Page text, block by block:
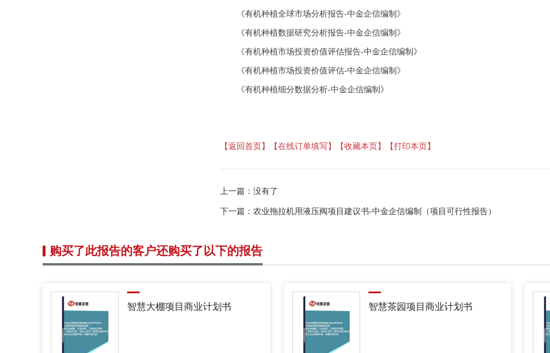
《有机种植全球市场分析报告-中金企信编制》
《有机种植数据研究分析报告-中金企信编制》
《有机种植市场投资价值评估报告-中金企信编制》
《有机种植市场投资价值评估-中金企信编制 》
《有机种植细分数据分析-中金企信编制 》
【返回首页】 【在线订单填写】 【收藏本页】 【打印本页】
上一篇： 没有了
下一篇： 农业拖拉机用液压阀项目建议书-中金企信编制（项目可行性报告）
购买了此报告的客户还购买了以下的报告
智慧大棚项目商业计划书 智慧茶园项目商业计划书